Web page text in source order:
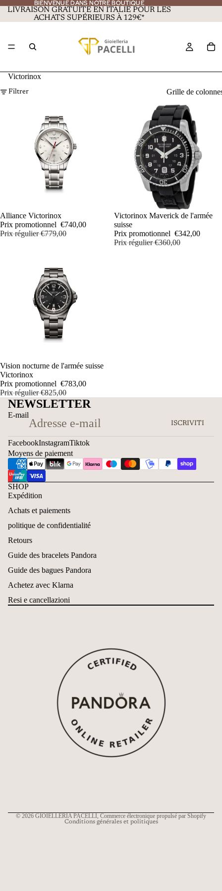
BIENVENUE DANS NOTRE BOUTIQUE
BIENVENUE DANS NOTRE BOUTIQUE
LIVRAISON GRATUITE EN ITALIE POUR LES
ACHATS SUPÉRIEURS À 129€*
Victorinox
Filtrer Grille de
PROMOTION
Alliance Victorinox
Prix promotionnel €740,00
Prix régulier€779,00
PROMOTION
Victorinox Maverick de l'armée
suisse
Prix promotionnel €342,00
Prix régulier€360,00
PROMOTION
Vision nocturne de l'armée suisse
Victorinox
Prix promotionnel €783,00
Prix régulier€825,00
NEWSLETTER
E-mail
ISCRIVITI
FacebookInstagramTiktok
Moyens de paiement
SHOP
Expédition
Achats et paiements
politique de confidentialité
Retours
Guide des bracelets Pandora
Guide des bagues Pandora
Achetez avec Klarna
Resi e cancellazioni
© 2026 GIOIELLERIA PACELLI , Commerce électronique propulsé par Shopify
Conditions générales et politiques
Politique de remboursement